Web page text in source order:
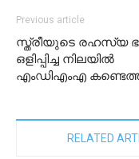
Previous article
സ്ത്രീയുടെ രഹസ്യ
ഒളിപ്പിച്ച നിലയില്‍
എംഡിഎംഎ
RELATED